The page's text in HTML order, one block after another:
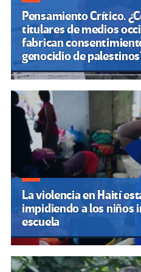
Pensamiento Crítico.
titulares de medios
fabrican
genocidio de
La violencia en Haití
impidiendo a los niños
escuela